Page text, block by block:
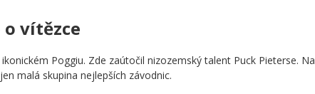
vítězce
Poggiu. Zde zaútočil nizozemský talent Puck Pieterse. Na
malá skupina nejlepších závodnic.